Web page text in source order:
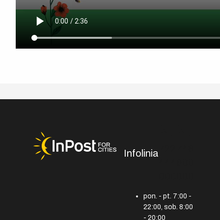
Infolinia
pon. - pt. 7:00 -
22:00, sob. 8:00
- 20:00